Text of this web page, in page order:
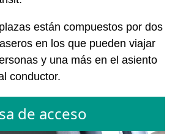
están compuestos por dos
en los que pueden viajar
y una más en el asiento
conductor.
de acceso